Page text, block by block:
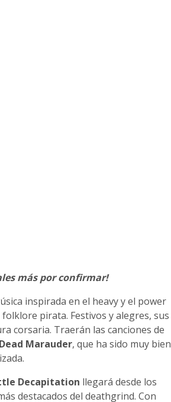
más por confirmar!
inspirada en el heavy y el power
pirata. Festivos y alegres, sus
corsaria. Traerán las canciones de
Marauder, que ha sido muy bien
Decapitation llegará desde los
destacados del deathgrind. Con